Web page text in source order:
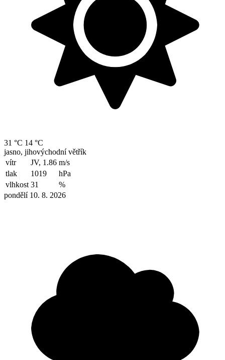
31 °C 14 °C
jasno, jihovýchodní větřík
vítr
JV, 1.86 m/s
tlak
1019
hPa
vlhkost 31
%
pondělí 10. 8. 2026